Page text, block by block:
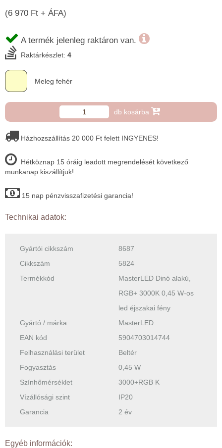
(6 970 Ft + ÁFA)
A termék jelenleg raktáron van.
Raktárkészlet: 4
Meleg fehér
db kosárba
Házhozszállítás 20 000 Ft felett INGYENES!
Hétköznap 15 óráig leadott megrendelését következő
munkanap kiszállítjuk!
15 nap pénzvisszafizetési garancia!
Technikai adatok:
Gyártói cikkszám
8687
Cikkszám
5824
Termékkód
MasterLED Dinó alakú,
RGB+ 3000K 0,45 W-os
led éjszakai fény
Gyártó / márka
MasterLED
EAN kód
5904703014744
Felhasználási terület
Beltér
Fogyasztás
0,45 W
Színhőmérséklet
3000+RGB K
Vízállósági szint
IP20
Garancia
2 év
Egyéb információk: